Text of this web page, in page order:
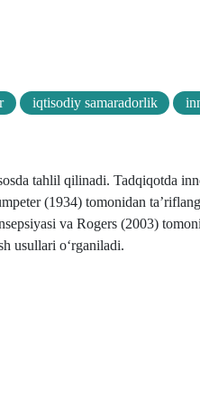
iqtisodiy samaradorlik
tahlil qilinadi. Tadqiqotda
(1934) tomonidan
va Rogers (2003)
usullari o‘rganiladi.